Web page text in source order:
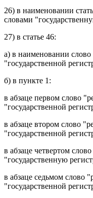
26) в наименовании
словами
27) в статье 46:
а) в наименовании
"государственной
б) в пункте 1 :
в абзаце первом слово
"государственной
в абзаце втором слово
"государственной
в абзаце четвертом
"государственную
в абзаце седьмом слово
"государственной